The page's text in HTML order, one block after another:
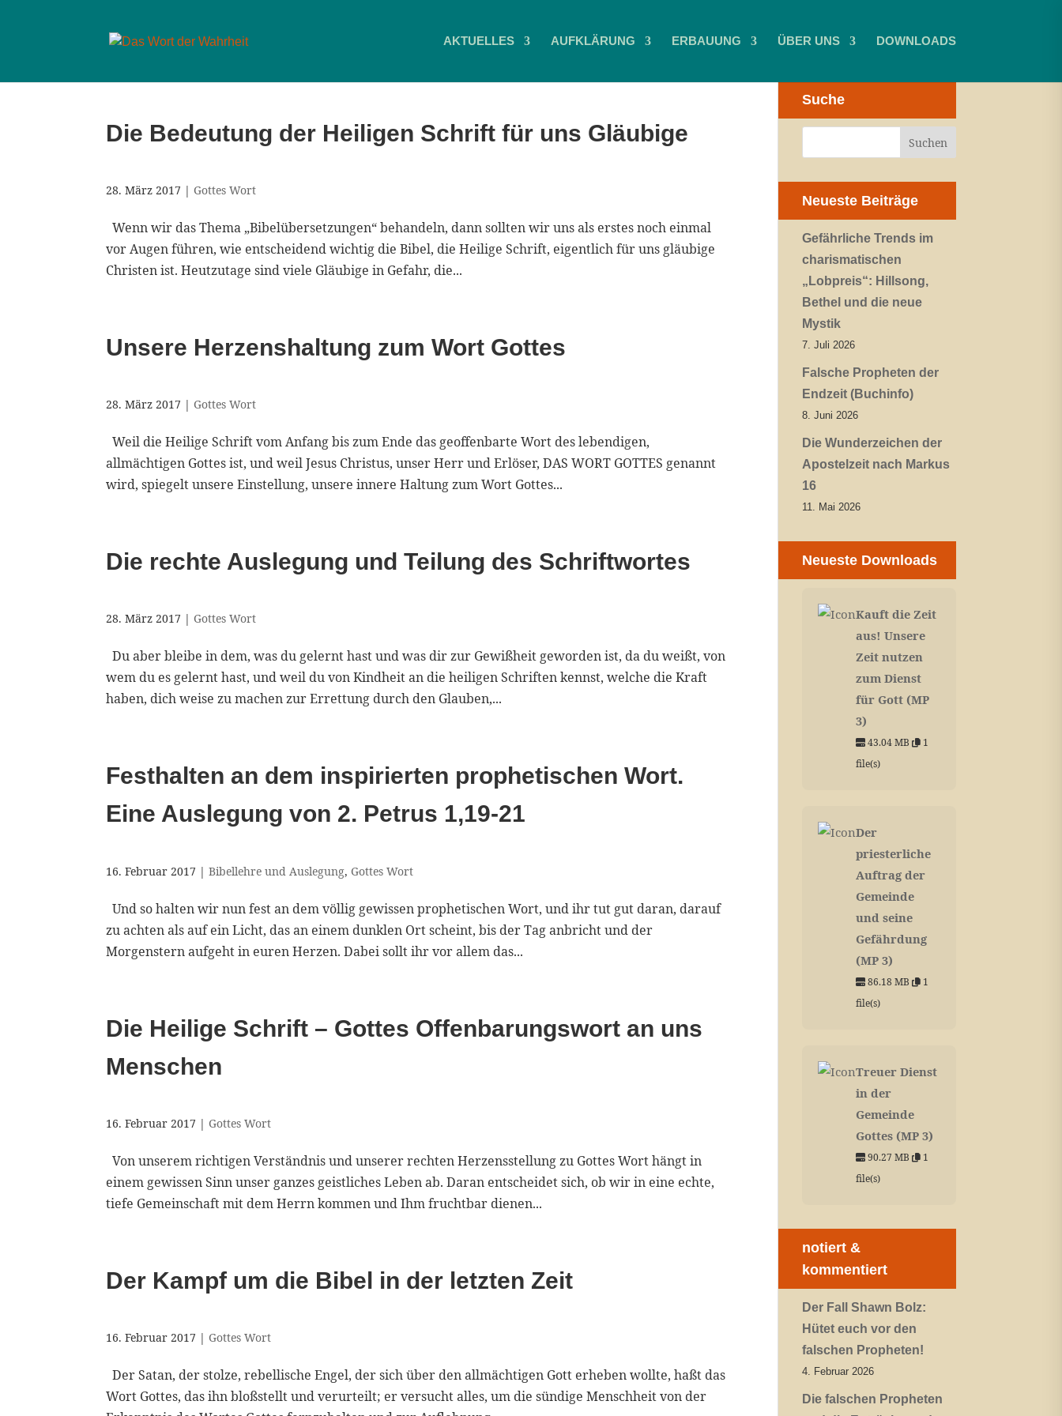
AKTUELLES AUFKLÄRUNG ERBAUUNG ÜBER UNS DOWNLOADS
Die Bedeutung der Heiligen Schrift für uns Gläubige
28. März 2017 |Gottes Wort
Wenn wir das Thema „Bibelübersetzungen“ behandeln, dann sollten wir uns als erstes noch einmal
vor Augen führen, wie entscheidend wichtig die Bibel, die Heilige Schrift, eigentlich für uns gläubige
Christen ist. Heutzutage sind viele Gläubige in Gefahr, die...
Unsere Herzenshaltung zum Wort Gottes
28. März 2017 |Gottes Wort
Weil die Heilige Schrift vom Anfang bis zum Ende das geoffenbarte Wort des lebendigen,
allmächtigen Gottes ist, und weil Jesus Christus, unser Herr und Erlöser, DAS WORT GOTTES genannt
wird, spiegelt unsere Einstellung, unsere innere Haltung zum Wort Gottes...
Die rechte Auslegung und Teilung des Schriftwortes
28. März 2017 |Gottes Wort
Du aber bleibe in dem, was du gelernt hast und was dir zur Gewißheit geworden ist, da du weißt, von
wem du es gelernt hast, und weil du von Kindheit an die heiligen Schriften kennst, welche die Kraft
haben, dich weise zu machen zur Errettung durch den Glauben,...
Festhalten an dem inspirierten prophetischen Wort.
Eine Auslegung von 2. Petrus 1,19-21
16. Februar 2017 |Bibellehre und Auslegung,Gottes Wort
Und so halten wir nun fest an dem völlig gewissen prophetischen Wort, und ihr tut gut daran, darauf
zu achten als auf ein Licht, das an einem dunklen Ort scheint, bis der Tag anbricht und der
Morgenstern aufgeht in euren Herzen. Dabei sollt ihr vor allem das...
Die Heilige Schrift – Gottes Offenbarungswort an uns
Menschen
16. Februar 2017 |Gottes Wort
Von unserem richtigen Verständnis und unserer rechten Herzensstellung zu Gottes Wort hängt in
einem gewissen Sinn unser ganzes geistliches Leben ab. Daran entscheidet sich, ob wir in eine echte,
tiefe Gemeinschaft mit dem Herrn kommen und Ihm fruchtbar dienen...
Der Kampf um die Bibel in der letzten Zeit
16. Februar 2017 |Gottes Wort
Der Satan, der stolze, rebellische Engel, der sich über den allmächtigen Gott erheben wollte, haßt das
Wort Gottes, das ihn bloßstellt und verurteilt; er versucht alles, um die sündige Menschheit von der
Suche
Neueste Beiträge
Gefährliche Trends im
charismatischen
„Lobpreis“: Hillsong,
Bethel und die neue
Mystik
7. Juli 2026
Falsche Propheten der
Endzeit (Buchinfo)
8. Juni 2026
Die Wunderzeichen der
Apostelzeit nach Markus
16
11. Mai 2026
Neueste Downloads
Kauft die Zeit
aus! Unsere
Zeit nutzen
zum Dienst
für Gott (MP
3)
43.04 MB
1
file(s)
Der
priesterliche
Auftrag der
Gemeinde
und seine
Gefährdung
(MP 3)
86.18 MB
1
file(s)
Treuer Dienst
in der
Gemeinde
Gottes (MP 3)
90.27 MB
1
file(s)
notiert &
kommentiert
Der Fall Shawn Bolz:
Hütet euch vor den
falschen Propheten!
4. Februar 2026
Die falschen Propheten